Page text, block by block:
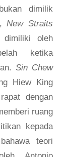
dimilik
New Straits
dimiliki oleh
ketika
Sin Chew
Hiew King
dengan
ruang
kepada
teori